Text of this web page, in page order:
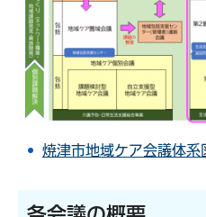
焼津市地域ケア会議体